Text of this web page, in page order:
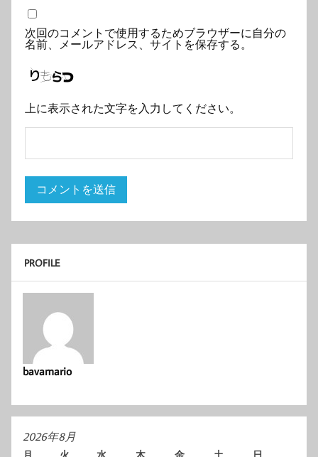
次回のコメントで使用するためブラウザーに自分の
名前、メールアドレス、サイトを保存する。
上に表示された文字を入力してください。
PROFILE
bavamario
2026年8月